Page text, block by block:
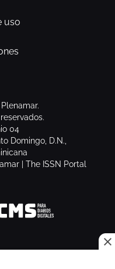
uso
04
Domingo, D.N.,
| The ISSN Portal